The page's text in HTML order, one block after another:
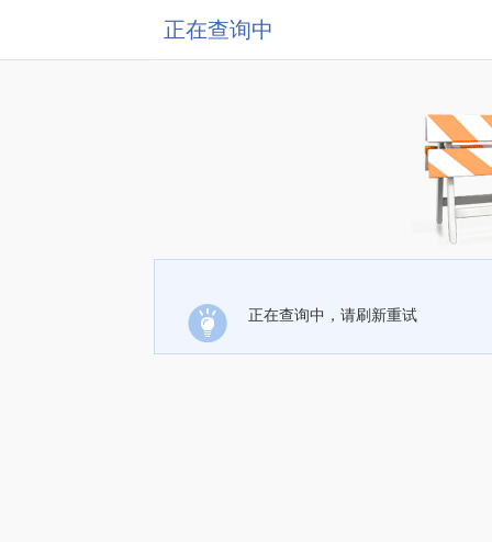
正在查询中
正在查询中，请刷新重试